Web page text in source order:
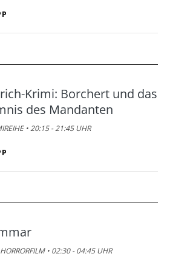
Krimi: Borchert und das
des Mandanten
• 20:15 - 21:45 UHR
• 02:30 - 04:45 UHR